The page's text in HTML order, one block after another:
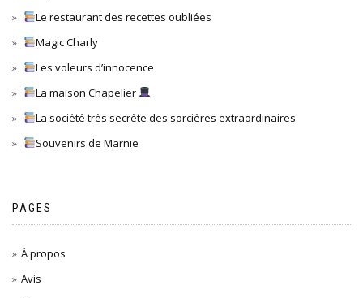
Le restaurant des recettes oubliées
Magic Charly
Les voleurs d’innocence
La maison Chapelier
La société très secrète des sorcières extraordinaires
Souvenirs de Marnie
PAGES
À propos
Avis